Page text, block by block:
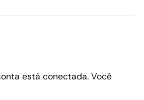
está conectada. Você